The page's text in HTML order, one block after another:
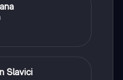
Slavici